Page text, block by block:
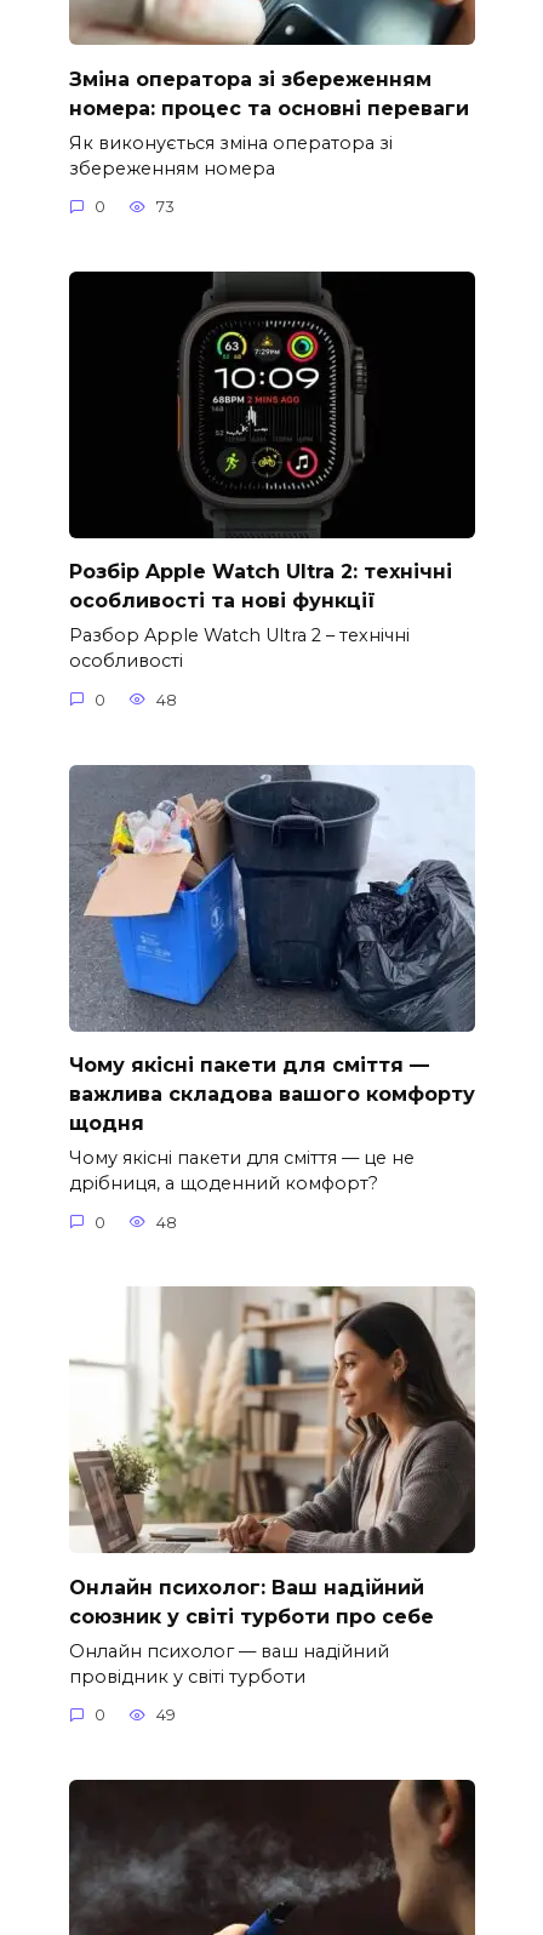
Зміна оператора зі збереженням
номера: процес та основні переваги
Як виконується зміна оператора зі
збереженням номера
0 73
Розбір Apple Watch Ultra 2: технічні
особливості та нові функції
Разбор Apple Watch Ultra 2 – технічні
особливості
0 48
Чому якісні пакети для сміття —
важлива складова вашого комфорту
щодня
Чому якісні пакети для сміття — це не
дрібниця, а щоденний комфорт?
0 48
Онлайн психолог: Ваш надійний
союзник у світі турботи про себе
Онлайн психолог — ваш надійний
провідник у світі турботи
0 49